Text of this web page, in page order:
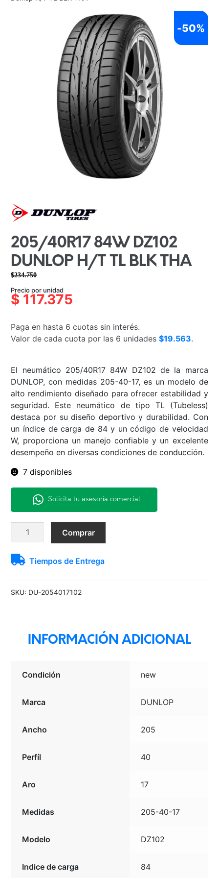
205/40R17 84W DZ102
DUNLOP H/T TL BLK THA
$234.750
precio
original
$234.750.
precio
actual
$117.375.
Precio por unidad
$ 117.375
Paga en hasta 6 cuotas sin interés.
Valor de cada cuota por las 6 unidades$19.563.
-50%
El neumático 205/40R17 84W DZ102 de la marca
DUNLOP, con medidas 205-40-17, es un modelo de
alto rendimiento diseñado para ofrecer estabilidad y
seguridad. Este neumático de tipo TL (Tubeless)
destaca por su diseño deportivo y durabilidad. Con
un índice de carga de 84 y un código de velocidad
W, proporciona un manejo confiable y un excelente
desempeño en diversas condiciones de conducción.
7 disponibles
Solicita tu asesoría comercial
205/40R17
Dunlop
BLK
Comprar
Tiempos de Entrega
SKU: DU-2054017102
INFORMACIÓN ADICIONAL
Condición new
Marca DUNLOP
Ancho 205
Perfíl 40
Aro 17
Medidas 205-40-17
Modelo DZ102
Indice de carga 84